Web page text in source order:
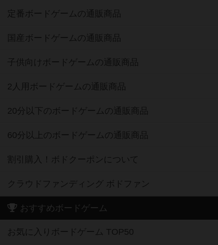
定番ボードゲームの通販商品
国産ボードゲームの通販商品
子供向けボードゲームの通販商品
2人用ボードゲームの通販商品
20分以下のボードゲームの通販商品
60分以上のボードゲームの通販商品
割引購入！ボドクーポンについて
クラウドファンディング ボドファン
おすすめボードゲーム
お気に入りボードゲーム TOP50